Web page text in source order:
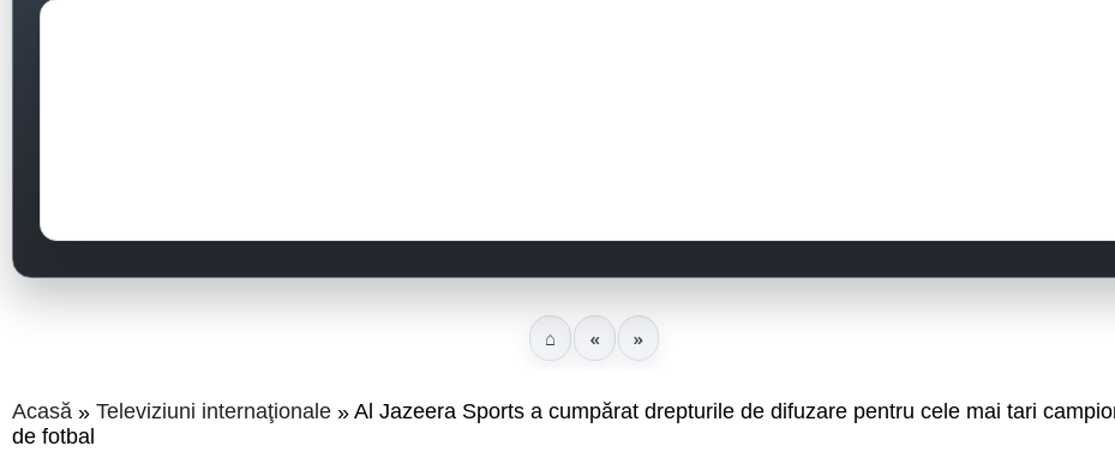
⌂ « »
Acasă Televiziuni internaţionale
Al Jazeera Sports a cumpărat drepturile de difuzare pentru cele mai tari
de fotbal